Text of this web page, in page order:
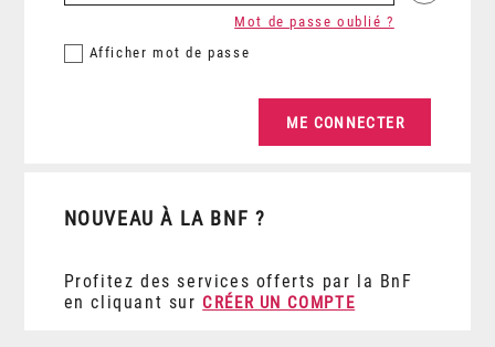
Afficher mot de passe
Mot de passe oublié ?
NOUVEAU À LA BNF ?
Profitez des services offerts par la BnF
en cliquant sur CRÉER UN COMPTE